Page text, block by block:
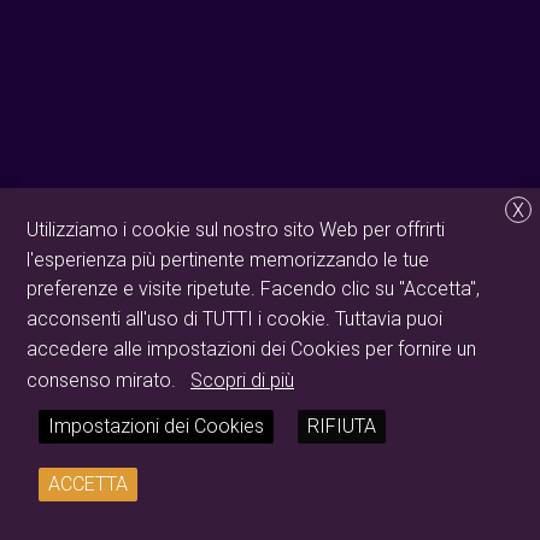
X
Utilizziamo i cookie sul nostro sito Web per offrirti
l'esperienza più pertinente memorizzando le tue
preferenze e visite ripetute. Facendo clic su "Accetta",
acconsenti all'uso di TUTTI i cookie. Tuttavia puoi
accedere alle impostazioni dei Cookies per fornire un
consenso mirato.
Scopri di più
Impostazioni dei Cookies
RIFIUTA
ACCETTA